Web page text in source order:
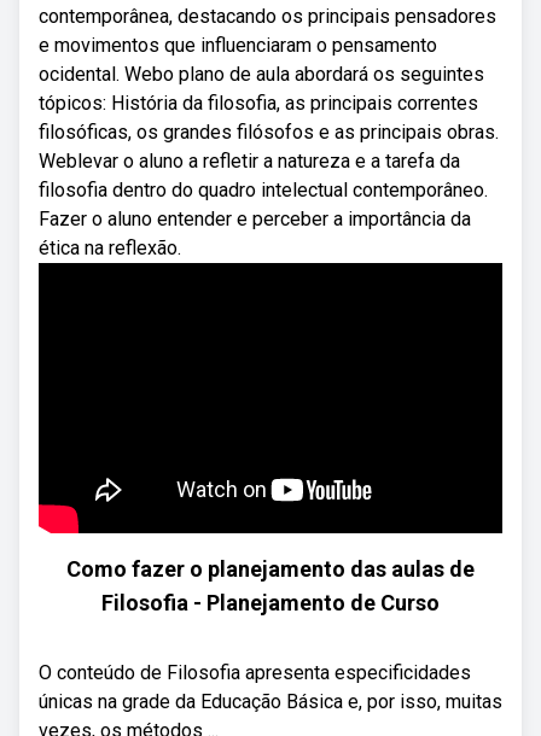
contemporânea, destacando os principais pensadores
e movimentos que influenciaram o pensamento
ocidental. Webo plano de aula abordará os seguintes
tópicos: História da filosofia, as principais correntes
filosóficas, os grandes filósofos e as principais obras.
Weblevar o aluno a refletir a natureza e a tarefa da
filosofia dentro do quadro intelectual contemporâneo.
Fazer o aluno entender e perceber a importância da
ética na reflexão.
Como fazer o planejamento das aulas de
Filosofia - Planejamento de Curso
O conteúdo de Filosofia apresenta especificidades
únicas na grade da Educação Básica e, por isso, muitas
vezes, os métodos ...